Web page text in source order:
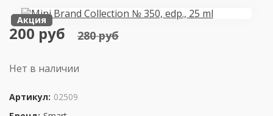
Акция
200 руб 280 руб
Нет в наличии
Артикул: 02509